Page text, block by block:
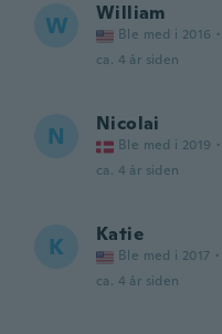
W William
Ble med i 2016 ·
ca. 4 år siden
N Nicolai
Ble med i 2019 ·
ca. 4 år siden
K Katie
Ble med i 2017 ·
ca. 4 år siden